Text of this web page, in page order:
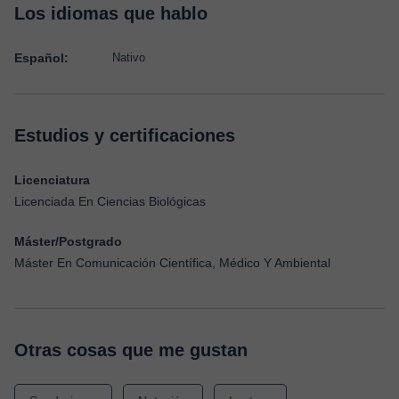
Los idiomas que hablo
Español: Nativo
Estudios y certificaciones
Licenciatura
Licenciada En Ciencias Biológicas
Máster/Postgrado
Máster En Comunicación Científica, Médico Y Ambiental
Otras cosas que me gustan